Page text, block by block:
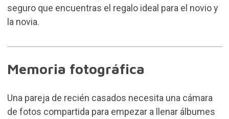
seguro que encuentras el regalo ideal para el novio y
la novia.
Memoria fotográfica
Una pareja de recién casados necesita una cámara
de fotos compartida para empezar a llenar álbumes